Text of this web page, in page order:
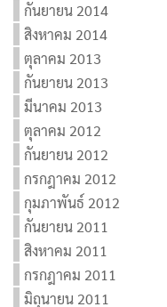
กันยายน 2014
สิงหาคม 2014
ตุลาคม 2013
กันยายน 2013
มีนาคม 2013
ตุลาคม 2012
กันยายน 2012
กรกฎาคม 2012
กุมภาพันธ์ 2012
กันยายน 2011
สิงหาคม 2011
กรกฎาคม 2011
มิถุนายน 2011